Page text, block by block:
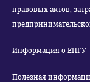
правовых актов,
Информация о ЕПГУ
Полезная